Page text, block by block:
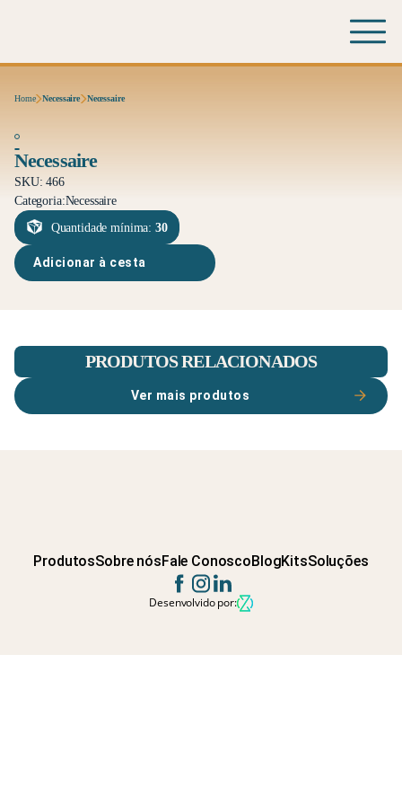
Home Necessaire Necessaire
Necessaire
SKU: 466
Categoria:Necessaire
Quantidade mínima: 30
Adicionar à cesta
PRODUTOS RELACIONADOS
Ver mais produtos
ProdutosSobre nósFale ConoscoBlogKitsSoluções
Desenvolvido por: